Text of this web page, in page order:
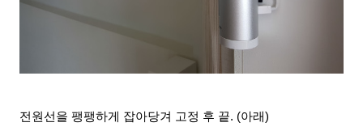
전원선을 팽팽하게 잡아당겨 고정 후 끝. (아래)